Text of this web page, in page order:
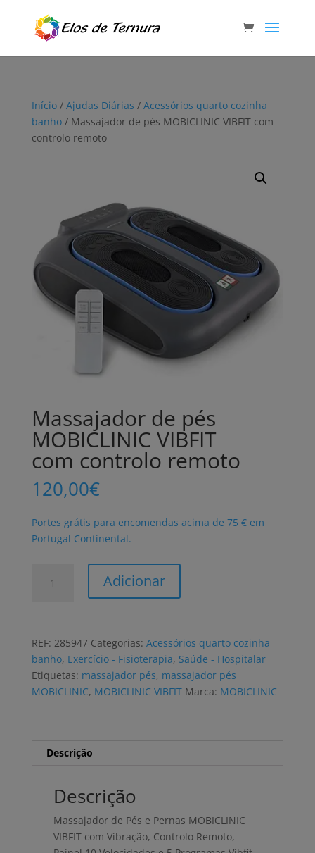
Início/ Ajudas Diárias / Acessórios quarto cozinha
banho/ Massajador de pés MOBICLINIC VIBFIT com
controlo remoto
Massajador de pés
MOBICLINIC VIBFIT
com controlo remoto
120,00€
Portes grátis para encomendas acima de 75 € em
Portugal Continental.
MOBICLINIC
com
Adicionar
REF: 285947 Categorias: Acessórios quarto cozinha
banho, Exercício - Fisioterapia, Saúde - Hospitalar
Etiquetas: massajador pés, massajador pés
MOBICLINIC, MOBICLINIC VIBFIT Marca: MOBICLINIC
Descrição
Descrição
Massajador de Pés e Pernas MOBICLINIC
VIBFIT com Vibração, Controlo Remoto,